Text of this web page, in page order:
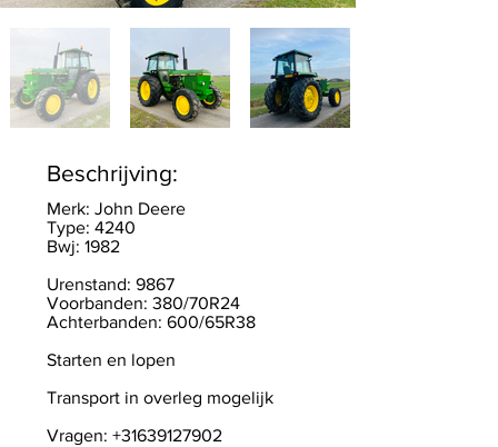
Beschrijving:
Merk: John Deere
Type: 4240
Bwj: 1982
Urenstand: 9867
Voorbanden: 380/70R24
Achterbanden: 600/65R38
Starten en lopen
Transport in overleg mogelijk
Vragen: +31639127902